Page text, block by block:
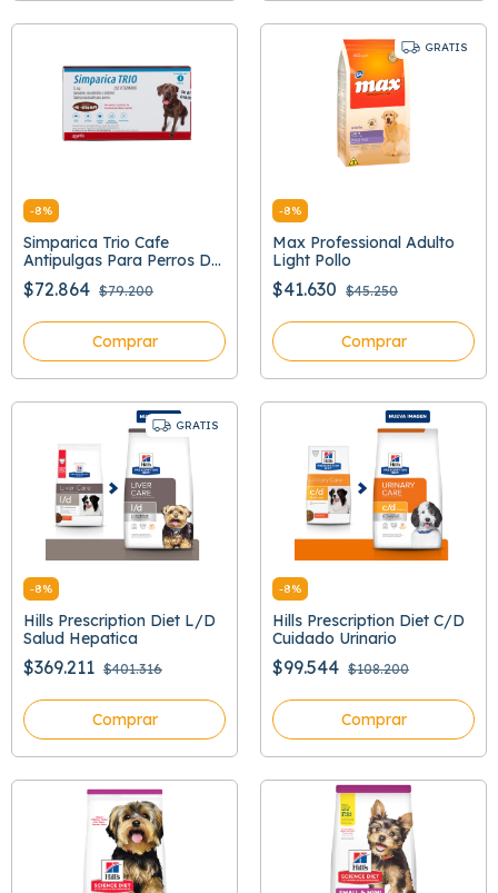
-8%
Simparica Trio Cafe
Antipulgas Para Perros De
40 A 60 Kg
$72.864 $79.200
Comprar
GRATIS
-8%
Max Professional Adulto
Light Pollo
$41.630 $45.250
Comprar
GRATIS
-8%
Hills Prescription Diet L/D
Salud Hepatica
$369.211 $401.316
Comprar
-8%
Hills Prescription Diet C/D
Cuidado Urinario
$99.544 $108.200
Comprar